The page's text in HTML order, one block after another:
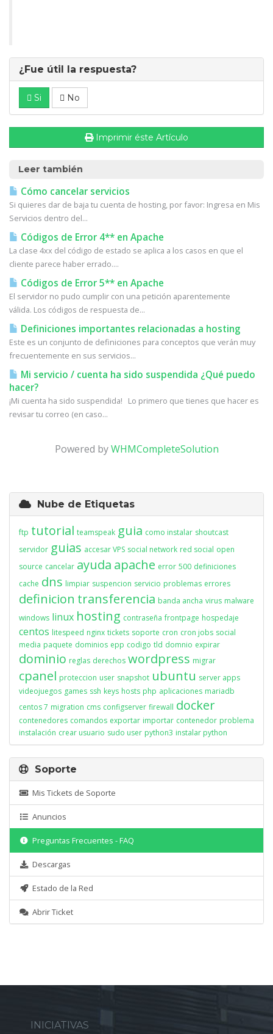
¿Fue útil la respuesta?
Si No
Imprimir éste Artículo
Leer también
Cómo cancelar servicios
Si quieres dar de baja tu cuenta de hosting, por favor: Ingresa en Mis
Servicios dentro del...
Códigos de Error 4** en Apache
La clase 4xx del código de estado se aplica a los casos en que el
cliente parece haber errado....
Códigos de Error 5** en Apache
El servidor no pudo cumplir con una petición aparentemente
válida. Los códigos de respuesta de...
Definiciones importantes relacionadas a hosting
Este es un conjunto de definiciones para conceptos que verán muy
frecuentemente en sus servicios...
Mi servicio / cuenta ha sido suspendida ¿Qué puedo
hacer?
¡Mi cuenta ha sido suspendida! Lo primero que tienes que hacer es
revisar tu correo (en caso...
Powered byWHMCompleteSolution
Nube de Etiquetas
ftp tutorial teamspeak guia como instalar shoutcast
servidor guias accesar VPS social network red social open
source cancelar ayuda apache error 500 definiciones
cache dns limpiar suspencion servicio problemas errores
definicion transferencia banda ancha virus malware
windows linux hosting contraseña frontpage hospedaje
centos litespeed nginx tickets soporte cron cron jobs social
media paquete dominios epp codigo tld domnio expirar
dominio reglas derechos wordpress migrar
cpanel proteccion user snapshot ubuntu server apps
videojuegos games ssh keys hosts php aplicaciones mariadb
centos 7 migration cms configserver firewall docker
contenedores comandos exportar importar contenedor problema
instalación crear usuario sudo user python3 instalar python
Soporte
Mis Tickets de Soporte
Anuncios
Preguntas Frecuentes - FAQ
Descargas
Estado de la Red
Abrir Ticket
INICIATIVAS